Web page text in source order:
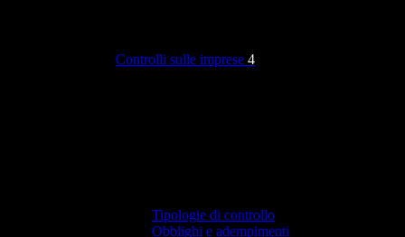
Controlli sulle imprese 4
Tipologie di controllo
Obblighi e adempimenti